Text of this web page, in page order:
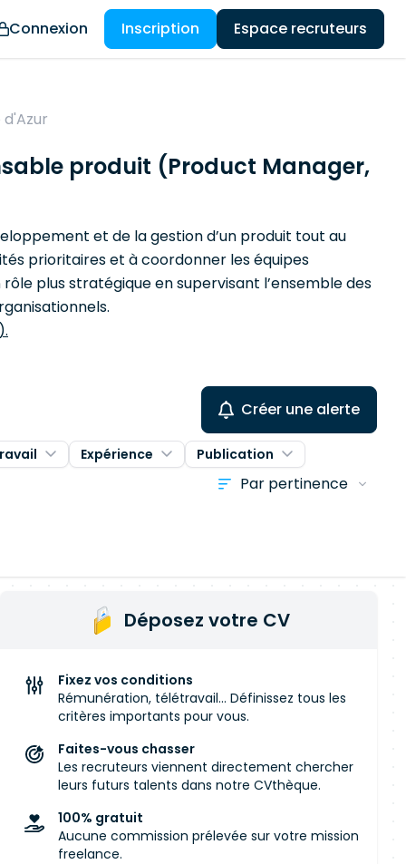
Connexion Inscription Espace recruteurs
produit (Product Manager,
et de la gestion d’un produit tout au
prioritaires et à coordonner les équipes
plus stratégique en supervisant l’ensemble des
Créer une alerte
Expérience Publication
Déposez votre CV
Fixez vos conditions
Rémunération, télétravail... Définissez tous les
critères importants pour vous.
Faites-vous chasser
Les recruteurs viennent directement chercher
leurs futurs talents dans notre CVthèque.
100% gratuit
Aucune commission prélevée sur votre mission
freelance.